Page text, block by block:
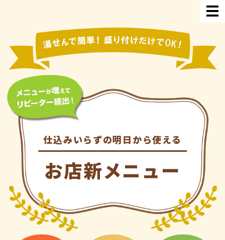
仕込みいらずの明日から使える
お店新メニュー